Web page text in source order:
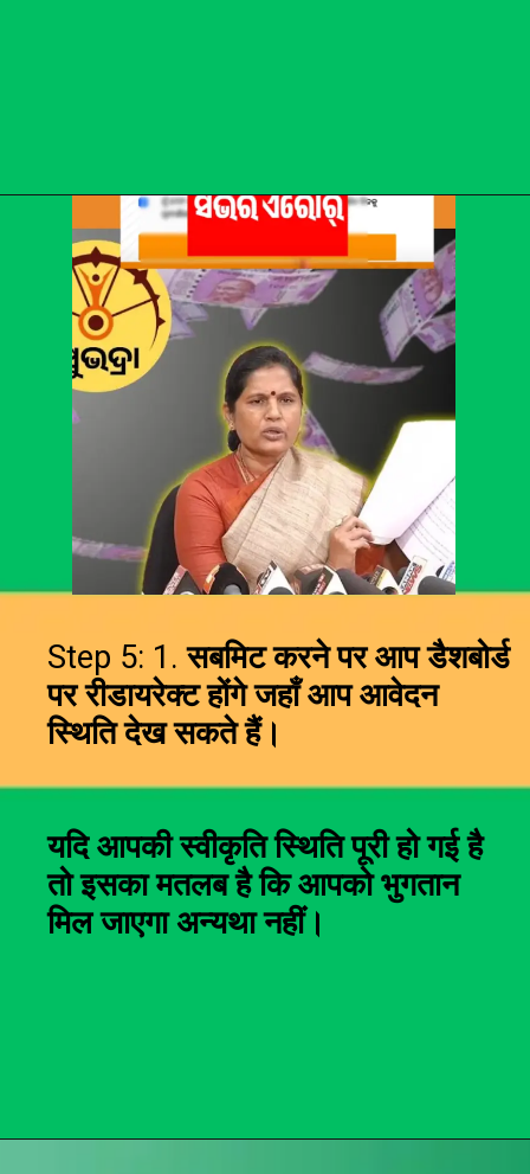
Step 5: 1.सबमिट करने पर आप डैशबोर्ड
पर रीडायरेक्ट होंगे जहाँ आप आवेदन
स्थिति देख सकते हैं।
यदि आपकी स्वीकृति स्थिति पूरी हो गई है
तो इसका मतलब है कि आपको भुगतान
मिल जाएगा अन्यथा नहीं।